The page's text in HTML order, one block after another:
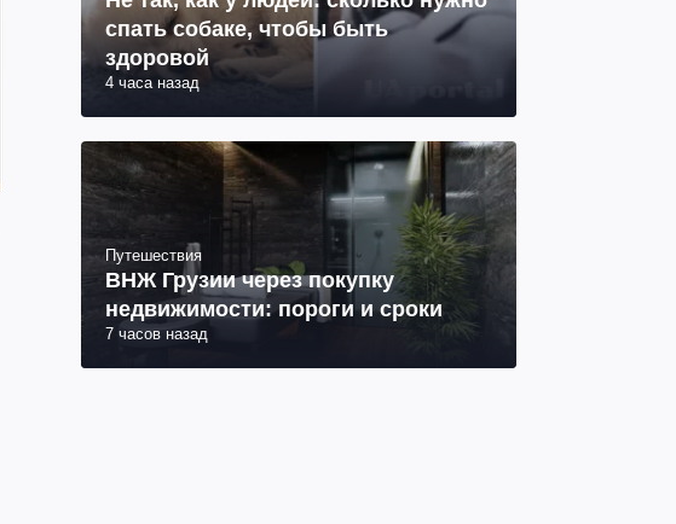
спать собаке, чтобы быть
здоровой
4 часа назад
Путешествия
ВНЖ Грузии через покупку
недвижимости: пороги и сроки
7 часов назад